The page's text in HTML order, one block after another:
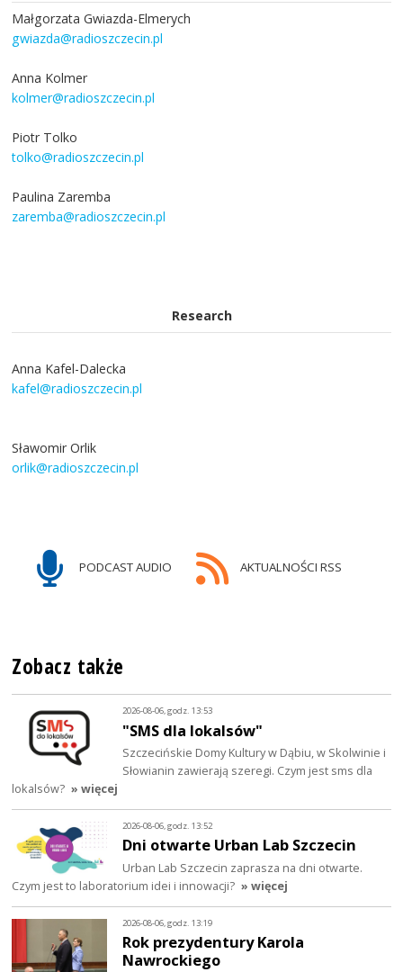
Małgorzata Gwiazda-Elmerych
gwiazda@radioszczecin.pl
Anna Kolmer
kolmer@radioszczecin.pl
Piotr Tolko
tolko@radioszczecin.pl
Paulina Zaremba
zaremba@radioszczecin.pl
Research
Anna Kafel-Dalecka
kafel@radioszczecin.pl
Sławomir Orlik
orlik@radioszczecin.pl
PODCAST AUDIO AKTUALNOŚCI RSS
Zobacz także
2026-08-06, godz. 13:53
"SMS dla lokalsów"
Szczecińskie Domy Kultury w Dąbiu, w Skolwinie i
Słowianin zawierają szeregi. Czym jest sms dla
lokalsów? » więcej
2026-08-06, godz. 13:52
Dni otwarte Urban Lab Szczecin
Urban Lab Szczecin zaprasza na dni otwarte.
Czym jest to laboratorium idei i innowacji? » więcej
2026-08-06, godz. 13:19
Rok prezydentury Karola
Nawrockiego